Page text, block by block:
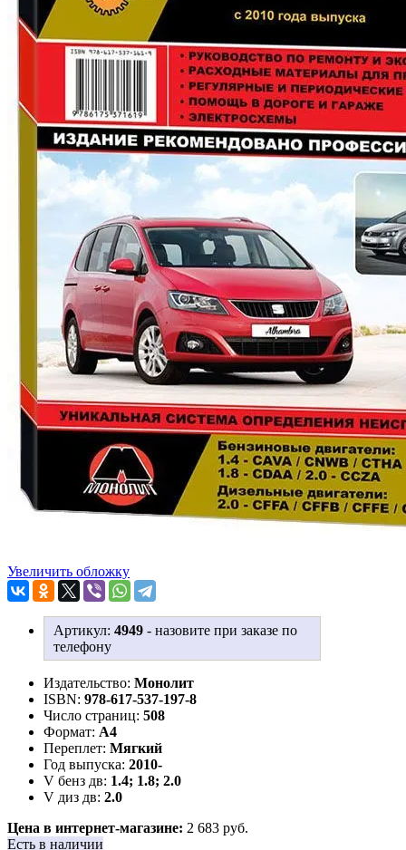
Увеличить обложку
Артикул: 4949 - назовите при заказе по
телефону
Издательство: Монолит
ISBN: 978-617-537-197-8
Число страниц: 508
Формат: А4
Переплет: Мягкий
Год выпуска: 2010-
V бенз дв: 1.4; 1.8; 2.0
V диз дв: 2.0
Цена в интернет-магазине: 2 683 руб.
Есть в наличии